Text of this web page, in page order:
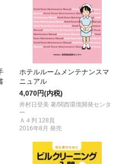
ホテルルームメンテナンスマ
ニュアル
4,070円(内税)
井村日登美 著/関西環境開発センタ
ー
Ａ４判 128頁
2016年8月 発売